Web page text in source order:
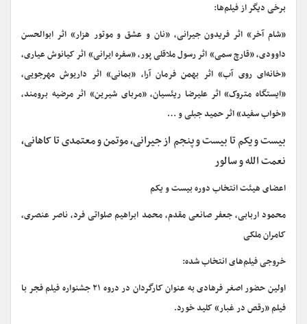
برخی دیگر از فیلم‌ها:
«شام آخر» اثر فریدون جیرانی، «نان و عشق و موتور هزار» اثر ابوالحسن
داوودی، «قارچ سمی» اثر رسول ملاقلی پور، «سفره ایرانی» اثر کیانوش عیاری،
«خانه‌ای روی آب» اثر بهمن فرمان آرا، «بمانی» اثر داریوش مهرجویی،
«ایستگاه متروک» اثر علیرضا ریئسیان، «مربای شیرین» اثر مرضیه برومند،
«خواب سفید» اثر حمید جبلی و …
بیست و یکم تا بیست و پنجم از جیرانی، موتمن و معتمدی تا کاهانی،
نعمت الله و سالور
اعضای هیئت انتخاب دوره بیست و یکم
محمود اربابی، جعفر صانعی مقدم، محمد ابراهیم صلواتی فرد، ناصر عنصری،
کامران ملکی
خروجی فیلم‌های انتخاب شده:
اولین حضور اصغر فرهادی به عنوان کارگردان در دروه ۲۱ جشنواره فیلم فجر با
فیلم «رقص در غبار» کلید خورد.